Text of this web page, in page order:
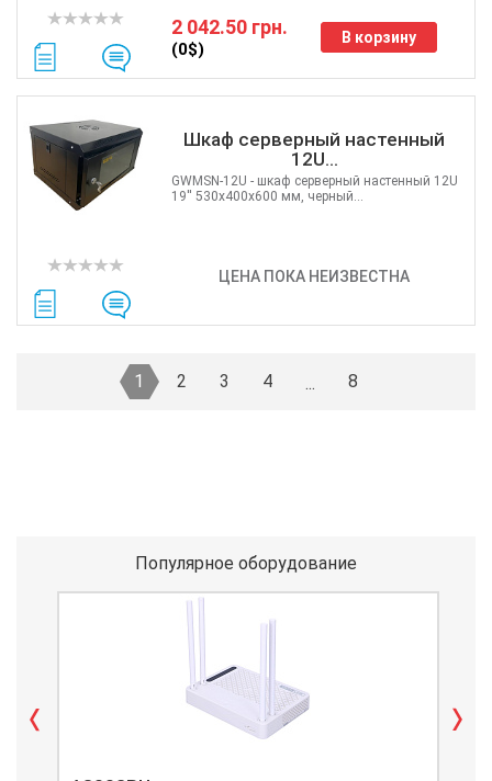
2 042.50 грн.
(0$)
В корзину
Шкаф серверный настенный
12U...
ЦЕНА ПОКА НЕИЗВЕСТНА
GWMSN-12U - шкаф серверный настенный 12U
19'' 530x400x600 мм, черный...
1 2 3 4 ... 8
Популярное оборудование